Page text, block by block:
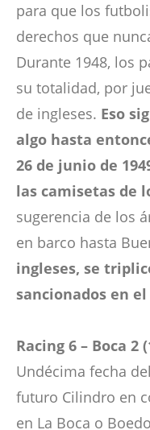
para que los
derechos que
Durante 1948, los
su totalidad, por
de ingleses. Eso
algo hasta
26 de junio de
las camisetas de
sugerencia de los
en barco hasta
ingleses, se
sancionados en
Racing 6 – Boca 2
Undécima fecha
futuro Cilindro en
en La Boca o